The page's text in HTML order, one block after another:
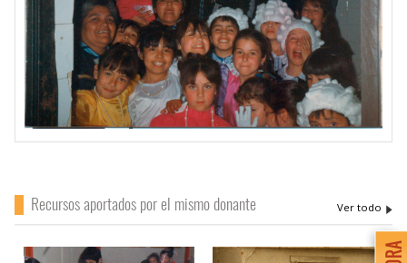
Recursos aportados por el mismo donante